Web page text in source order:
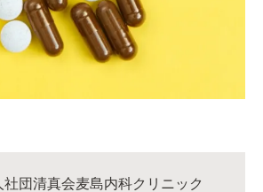
社団清真会麦島内科クリニック